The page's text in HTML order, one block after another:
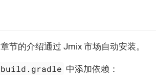
章节的介绍通过 Jmix 市场自动安装。
build.gradle 中添加依赖：